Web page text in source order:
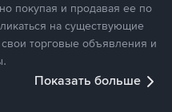
покупая и продавая ее по
на существующие
торговые объявления и
Показать больше